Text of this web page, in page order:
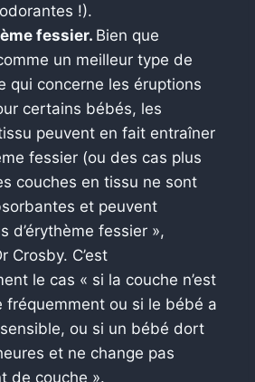
!).
fessier. Bien que
un meilleur type de
qui concerne les éruptions
certains bébés, les
peuvent en fait entraîner
fessier (ou des cas plus
couches en tissu ne sont
et peuvent
d’érythème fessier »,
Crosby. C’est
le cas « si la couche n’est
fréquemment ou si le bébé a
ou si un bébé dort
et ne change pas
de couche ».